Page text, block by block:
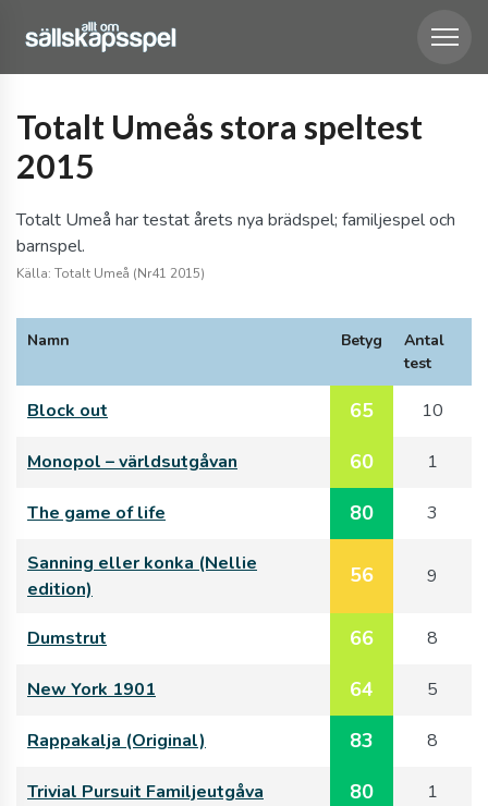
Totalt Umeås stora speltest
2015
Totalt Umeå har testat årets nya brädspel; familjespel och
barnspel.
Källa: Totalt Umeå (Nr41 2015)
Namn Betyg
Antal
test
Block out 65 10
Monopol – världsutgåvan 60 1
The game of life 80 3
Sanning eller konka (Nellie
edition)
56 9
Dumstrut 66 8
New York 1901 64 5
Rappakalja (Original) 83 8
Trivial Pursuit Familjeutgåva 80 1